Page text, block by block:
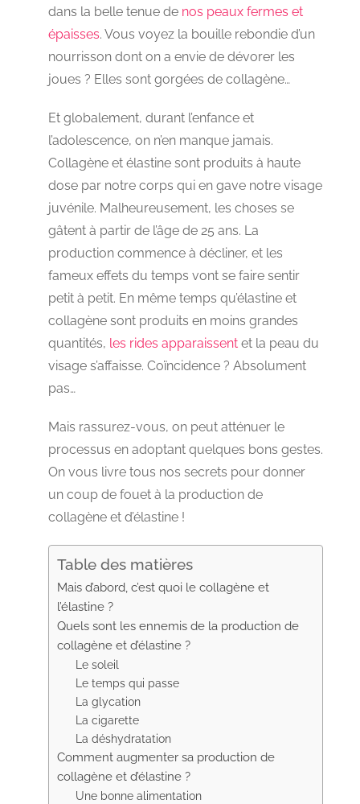
dans la belle tenue de nos peaux fermes et
épaisses. Vous voyez la bouille rebondie d’un
nourrisson dont on a envie de dévorer les
joues ? Elles sont gorgées de collagène…
Et globalement, durant l’enfance et
l’adolescence, on n’en manque jamais.
Collagène et élastine sont produits à haute
dose par notre corps qui en gave notre visage
juvénile. Malheureusement, les choses se
gâtent à partir de l’âge de 25 ans. La
production commence à décliner, et les
fameux effets du temps vont se faire sentir
petit à petit. En même temps qu’élastine et
collagène sont produits en moins grandes
quantités, les rides apparaissent et la peau du
visage s’affaisse. Coïncidence ? Absolument
pas…
Mais rassurez-vous, on peut atténuer le
processus en adoptant quelques bons gestes.
On vous livre tous nos secrets pour donner
un coup de fouet à la production de
collagène et d’élastine !
Table des matières
Mais d’abord, c’est quoi le collagène et
l’élastine ?
Quels sont les ennemis de la production de
collagène et d’élastine ?
Le soleil
Le temps qui passe
La glycation
La cigarette
La déshydratation
Comment augmenter sa production de
collagène et d’élastine ?
Une bonne alimentation